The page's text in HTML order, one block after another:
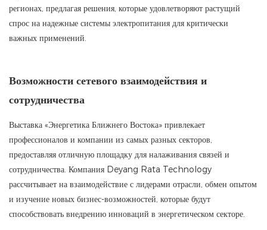
регионах, предлагая решения, которые удовлетворяют растущий
спрос на надежные системы электропитания для критически
важных применений.
Возможности сетевого взаимодействия и
сотрудничества
Выставка «Энергетика Ближнего Востока» привлекает
профессионалов и компании из самых разных секторов,
предоставляя отличную площадку для налаживания связей и
сотрудничества. Компания Deyang Rata Technology
рассчитывает на взаимодействие с лидерами отрасли, обмен опытом
и изучение новых бизнес-возможностей, которые будут
способствовать внедрению инноваций в энергетическом секторе.